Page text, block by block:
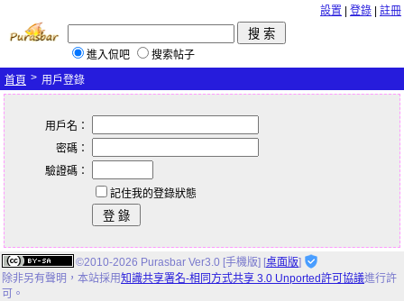
設置 登錄 註冊
進入侃吧
搜索帖子
首頁 > 用戶登錄
用戶名：
密碼：
驗證碼：
記住我的登錄狀態
©2010-2026 Purasbar Ver3.0 [手機版] [桌面版]
除非另有聲明， 本站採用知識共享署名-相同方式共享 3.0 Unported許可協議進行許
可。